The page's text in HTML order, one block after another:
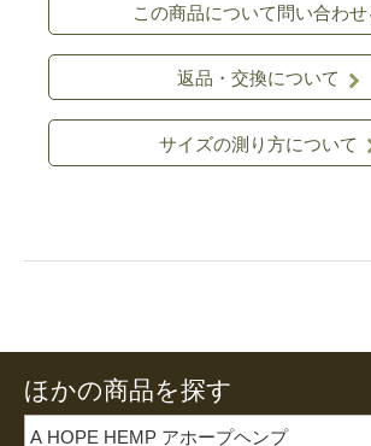
この商品について問い合わせ
返品・交換について
サイズの測り方について
ほかの商品を探す